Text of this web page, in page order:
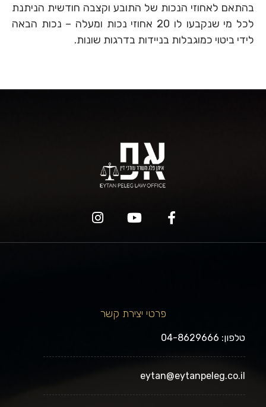
בהתאם לאחוזי הנכות של התובע וקצבה חודשית הניתנת
לכל מי שנקבעו לו 20 אחוזי נכות ומעלה – נכות הבאה
לידי ביטוי כמוגבלות בניידות בדרגות שונות.
פרטי יצירת קשר
טלפון: 04-8629666
eytan@eytanpeleg.co.il